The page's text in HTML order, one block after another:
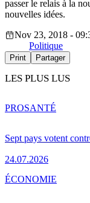
passer le relais à la
nouvelles idées.
Nov 23, 2018 -
Politique
Print Partager
LES PLUS LUS
Sept pays votent
24.07.2026
PROSANTÉ
ÉCONOMIE